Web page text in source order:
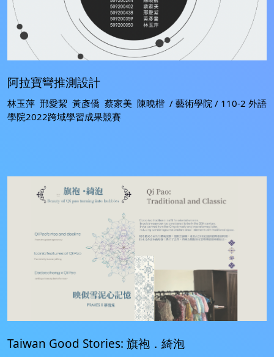
阿拉寶彎推測設計
林玉萍 邢愛絜 黃彥僑 蔡家美 陳曉楷 / 藝術學院 / 110-2 外語
學院2022跨域學習成果競賽
Taiwan Good Stories: 旗袍．綺泡